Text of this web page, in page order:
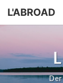
Skip
L'ABROAD
Der